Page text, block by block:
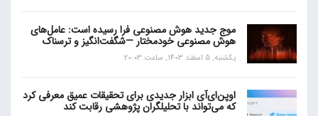
موج جدید هوش مصنوعی فرا رسیده است: عامل‌های
هوش مصنوعی خودمختار —شگفت‌انگیز و ترسناک
یکشنبه, 5 اسفند 1403, ساعت 20:03
اوپن‌ای‌آی ابزار جدیدی برای تحقیقات عمیق معرفی کرد
که می‌تواند با تحلیلگران پژوهشی رقابت کند